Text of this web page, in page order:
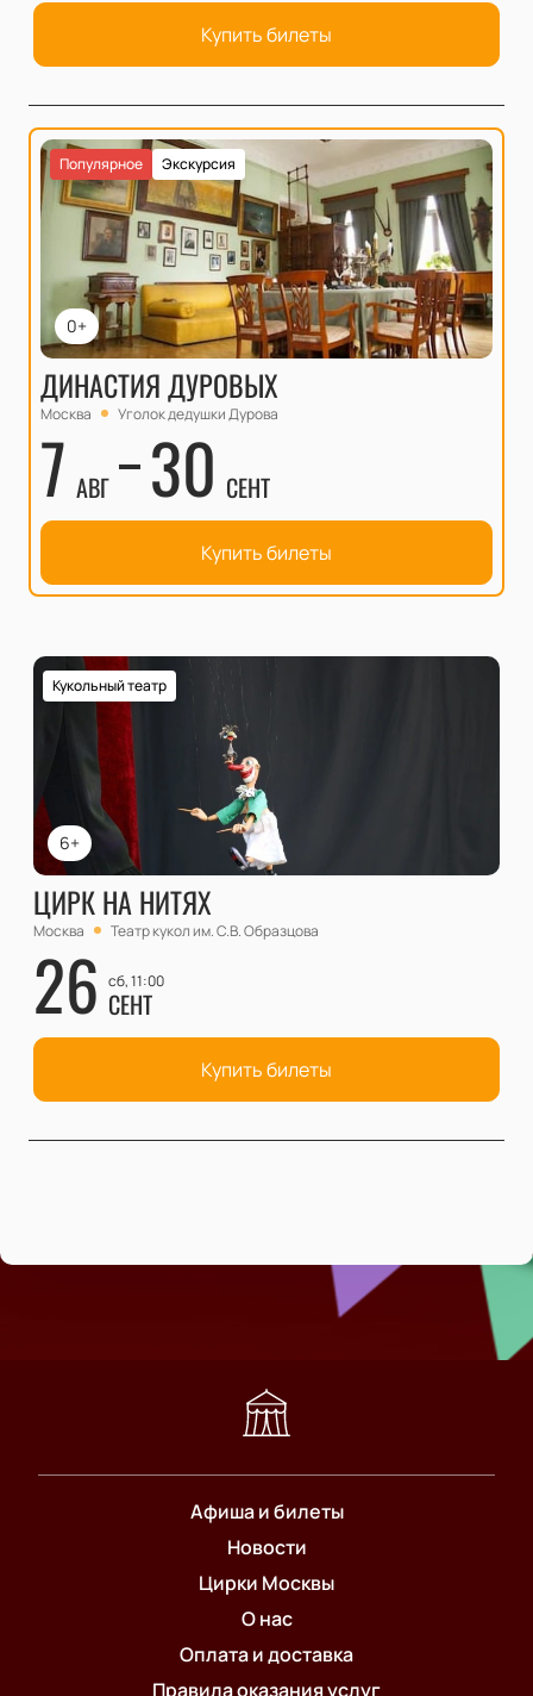
Купить билеты
0+
Экскурсия
Популярное
ДИНАСТИЯ ДУРОВЫХ
Москва Уголок дедушки Дурова
7 АВГ 30 СЕНТ
Купить билеты
6+
Кукольный театр
ЦИРК НА НИТЯХ
Москва Театр кукол им. С.В. Образцова
26 сб, 11:00
СЕНТ
Купить билеты
Афиша и билеты
Новости
Цирки Москвы
О нас
Оплата и доставка
Правила оказания услуг